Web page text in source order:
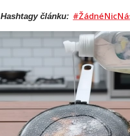
Hashtagy článku: